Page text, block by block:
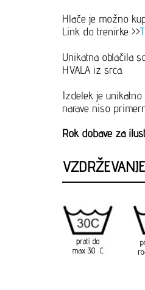
Hlače je možno
Link do trenirke >>
Unikatna oblačila
HVALA iz srca.
Izdelek je
narave niso
Rok dobave za
VZDRŽEVANJE